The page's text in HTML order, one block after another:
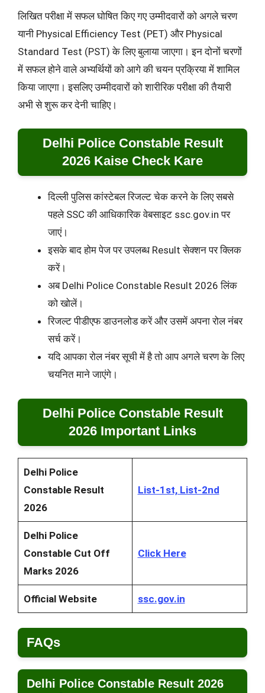
लिखित परीक्षा में सफल घोषित किए गए उम्मीदवारों को अगले चरण
यानी Physical Efficiency Test (PET) और Physical
Standard Test (PST) के लिए बुलाया जाएगा। इन दोनों चरणों
में सफल होने वाले अभ्यर्थियों को आगे की चयन प्रक्रिया में शामिल
किया जाएगा। इसलिए उम्मीदवारों को शारीरिक परीक्षा की तैयारी
अभी से शुरू कर देनी चाहिए।
Delhi Police Constable Result
2026 Kaise Check Kare
दिल्ली पुलिस कांस्टेबल रिजल्ट चेक करने के लिए सबसे
पहले SSC की आधिकारिक वेबसाइट ssc.gov.in पर
जाएं।
इसके बाद होम पेज पर उपलब्ध Result सेक्शन पर क्लिक
करें।
अब Delhi Police Constable Result 2026 लिंक
को खोलें।
रिजल्ट पीडीएफ डाउनलोड करें और उसमें अपना रोल नंबर
सर्च करें।
यदि आपका रोल नंबर सूची में है तो आप अगले चरण के लिए
चयनित माने जाएंगे।
Delhi Police Constable Result
2026 Important Links
Delhi Police
Constable Result
2026
List-1st, List-2nd
Delhi Police
Constable Cut Off
Marks 2026
Click Here
Official Website ssc.gov.in
FAQs
Delhi Police Constable Result 2026